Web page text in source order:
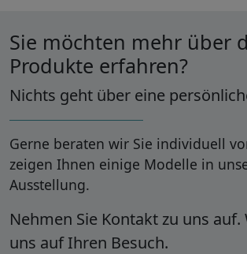
Sie möchten mehr über
Produkte erfahren?
Nichts geht über eine
Gerne beraten wir Sie individuell
zeigen Ihnen einige Modelle in
Ausstellung.
Nehmen Sie Kontakt zu uns
uns auf Ihren Besuch.